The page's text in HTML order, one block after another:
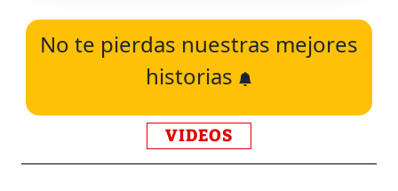
No te pierdas nuestras mejores
historias
VIDEOS